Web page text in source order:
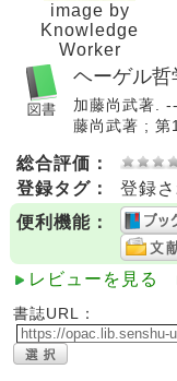
image by
Knowledge
Worker
ヘーゲル哲
加藤尚武著.
藤尚武著 ;
総合評価：
登録タグ：
登録
便利機能：
レビューを見る
書誌URL：